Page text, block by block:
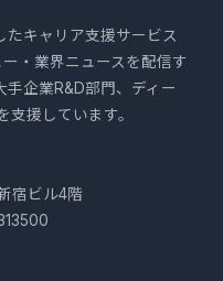
たキャリア支援サービス
・業界ニュースを配信す
企業R&D部門、ディー
援しています。
宿ビル4階